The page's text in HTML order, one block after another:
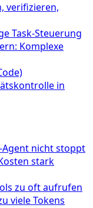
verifizieren,
Task-Steuerung
Komplexe
in
Agent nicht stoppt
stark
zu oft aufrufen
viele Tokens